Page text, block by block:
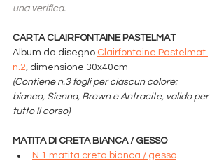
una verifica.
CARTA CLAIRFONTAINE PASTELMAT
Album da disegno Clairfontaine Pastelmat
n.2, dimensione 30x40cm
(Contiene n.3 fogli per ciascun colore:
bianco, Sienna, Brown e Antracite, valido per
tutto il corso)
MATITA DI CRETA BIANCA / GESSO
N.1 matita creta bianca / gesso